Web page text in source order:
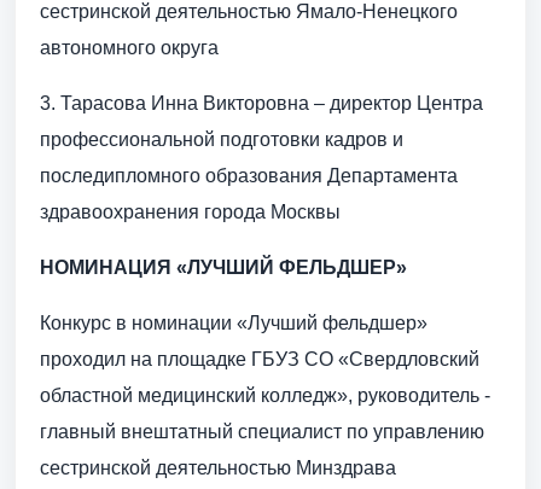
сестринской деятельностью Ямало-Ненецкого
автономного округа
3. Тарасова Инна Викторовна – директор Центра
профессиональной подготовки кадров и
последипломного образования Департамента
здравоохранения города Москвы
НОМИНАЦИЯ «ЛУЧШИЙ ФЕЛЬДШЕР»
Конкурс в номинации «Лучший фельдшер»
проходил на площадке ГБУЗ СО «Свердловский
областной медицинский колледж», руководитель -
главный внештатный специалист по управлению
сестринской деятельностью Минздрава